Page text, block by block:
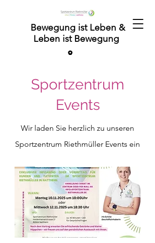
Bewegung ist Leben &
Leben ist Bewegung
Sportzentrum
Events
Wir laden Sie herzlich zu unseren
Sportzentrum Riethmüller Events ein